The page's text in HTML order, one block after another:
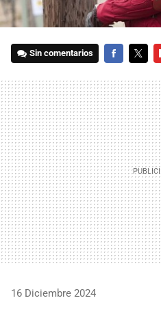
Sin comentarios
16 Diciembre 2024